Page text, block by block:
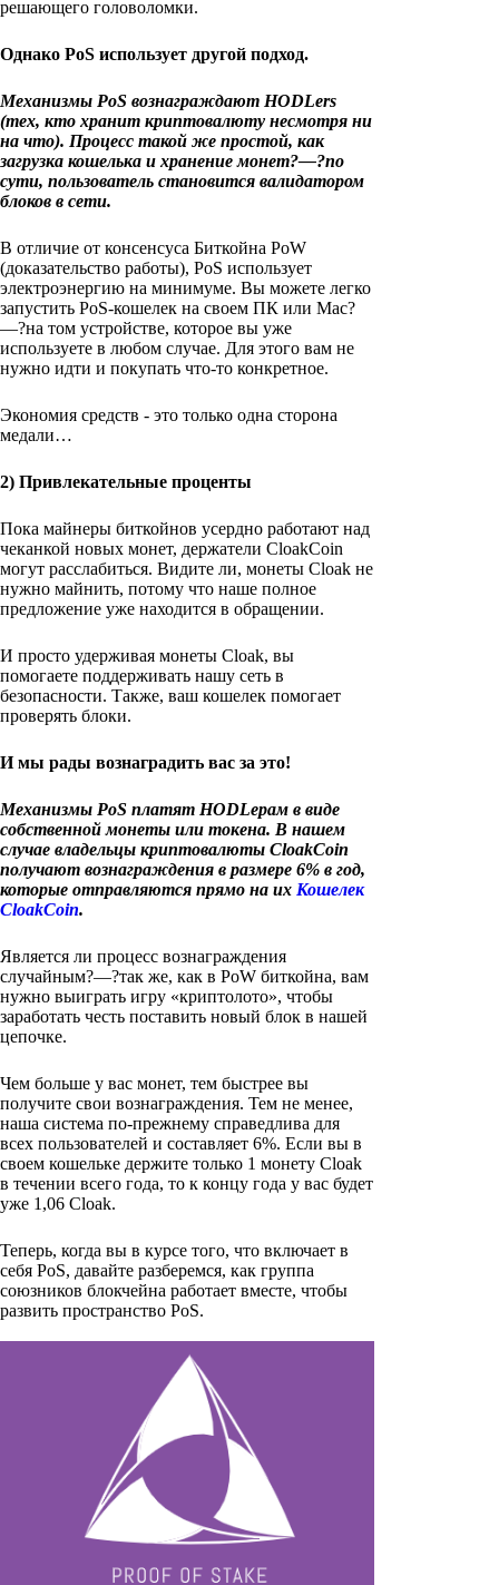
решающего головоломки.
Однако PoS использует другой подход.
Механизмы PoS вознаграждают HODLers
(тех, кто хранит криптовалюту несмотря ни
на что). Процесс такой же простой, как
загрузка кошелька и хранение монет?—?по
сути, пользователь становится валидатором
блоков в сети.
В отличие от консенсуса Биткойна PoW
(доказательство работы), PoS использует
электроэнергию на минимуме. Вы можете легко
запустить PoS-кошелек на своем ПК или Mac?
—?на том устройстве, которое вы уже
используете в любом случае. Для этого вам не
нужно идти и покупать что-то конкретное.
Экономия средств - это только одна сторона
медали…
2) Привлекательные проценты
Пока майнеры биткойнов усердно работают над
чеканкой новых монет, держатели CloakCoin
могут расслабиться. Видите ли, монеты Cloak не
нужно майнить, потому что наше полное
предложение уже находится в обращении.
И просто удерживая монеты Cloak, вы
помогаете поддерживать нашу сеть в
безопасности. Также, ваш кошелек помогает
проверять блоки.
И мы рады вознаградить вас за это!
Механизмы PoS платят HODLерам в виде
собственной монеты или токена. В нашем
случае владельцы криптовалюты CloakCoin
получают вознаграждения в размере 6% в год,
которые отправляются прямо на их Кошелек
CloakCoin.
Является ли процесс вознаграждения
случайным?—?так же, как в PoW биткойна, вам
нужно выиграть игру «криптолото», чтобы
заработать честь поставить новый блок в нашей
цепочке.
Чем больше у вас монет, тем быстрее вы
получите свои вознаграждения. Тем не менее,
наша система по-прежнему справедлива для
всех пользователей и составляет 6%. Если вы в
своем кошельке держите только 1 монету Cloak
в течении всего года, то к концу года у вас будет
уже 1,06 Cloak.
Теперь, когда вы в курсе того, что включает в
себя PoS, давайте разберемся, как группа
союзников блокчейна работает вместе, чтобы
развить пространство PoS.